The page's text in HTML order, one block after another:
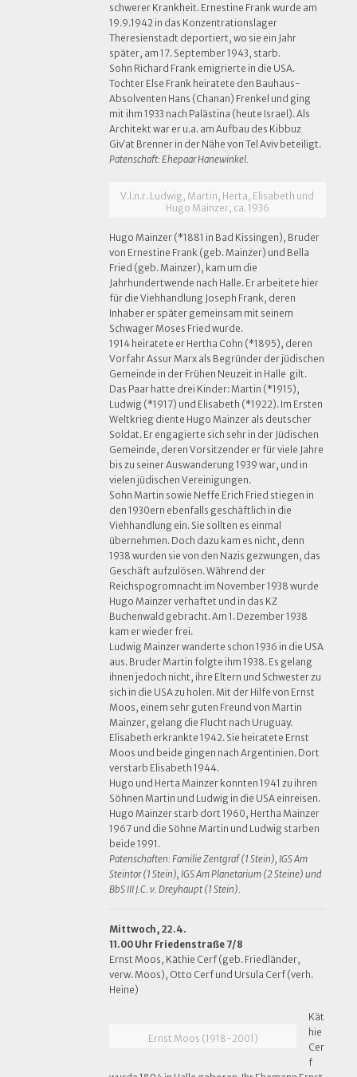
schwerer Krankheit. Ernestine Frank wurde am
19.9.1942 in das Konzentrationslager
Theresienstadt deportiert, wo sie ein Jahr
später, am 17. September 1943, starb.
Sohn Richard Frank emigrierte in die USA.
Tochter Else Frank heiratete den Bauhaus-
Absolventen Hans (Chanan) Frenkel und ging
mit ihm 1933 nach Palästina (heute Israel). Als
Architekt war er u.a. am Aufbau des Kibbuz
Givʿat Brenner in der Nähe von Tel Aviv beteiligt.
Patenschaft: Ehepaar Hanewinkel.
V.l.n.r. Ludwig, Martin, Herta, Elisabeth und
Hugo Mainzer, ca. 1936
Hugo Mainzer (*1881 in Bad Kissingen), Bruder
von Ernestine Frank (geb. Mainzer) und Bella
Fried (geb. Mainzer), kam um die
Jahrhundertwende nach Halle. Er arbeitete hier
für die Viehhandlung Joseph Frank, deren
Inhaber er später gemeinsam mit seinem
Schwager Moses Fried wurde.
1914 heiratete er Hertha Cohn (*1895), deren
Vorfahr Assur Marx als Begründer der jüdischen
Gemeinde in der Frühen Neuzeit in Halle gilt.
Das Paar hatte drei Kinder: Martin (*1915),
Ludwig (*1917) und Elisabeth (*1922). Im Ersten
Weltkrieg diente Hugo Mainzer als deutscher
Soldat. Er engagierte sich sehr in der Jüdischen
Gemeinde, deren Vorsitzender er für viele Jahre
bis zu seiner Auswanderung 1939 war, und in
vielen jüdischen Vereinigungen.
Sohn Martin sowie Neffe Erich Fried stiegen in
den 1930ern ebenfalls geschäftlich in die
Viehhandlung ein. Sie sollten es einmal
übernehmen. Doch dazu kam es nicht, denn
1938 wurden sie von den Nazis gezwungen, das
Geschäft aufzulösen. Während der
Reichspogromnacht im November 1938 wurde
Hugo Mainzer verhaftet und in das KZ
Buchenwald gebracht. Am 1. Dezember 1938
kam er wieder frei.
Ludwig Mainzer wanderte schon 1936 in die USA
aus. Bruder Martin folgte ihm 1938. Es gelang
ihnen jedoch nicht, ihre Eltern und Schwester zu
sich in die USA zu holen. Mit der Hilfe von Ernst
Moos, einem sehr guten Freund von Martin
Mainzer, gelang die Flucht nach Uruguay.
Elisabeth erkrankte 1942. Sie heiratete Ernst
Moos und beide gingen nach Argentinien. Dort
verstarb Elisabeth 1944.
Hugo und Herta Mainzer konnten 1941 zu ihren
Söhnen Martin und Ludwig in die USA einreisen.
Hugo Mainzer starb dort 1960, Hertha Mainzer
1967 und die Söhne Martin und Ludwig starben
beide 1991.
Patenschaften: Familie Zentgraf (1 Stein), IGS Am
Steintor (1 Stein), IGS Am Planetarium (2 Steine) und
BbS III J.C. v. Dreyhaupt (1 Stein).
Mittwoch, 22.4.
11.00 Uhr Friedenstraße 7/8
Ernst Moos, Käthie Cerf (geb. Friedländer,
verw. Moos), Otto Cerf und Ursula Cerf (verh.
Heine)
Ernst Moos (1918-2001)
Kät
hie
Cer
f